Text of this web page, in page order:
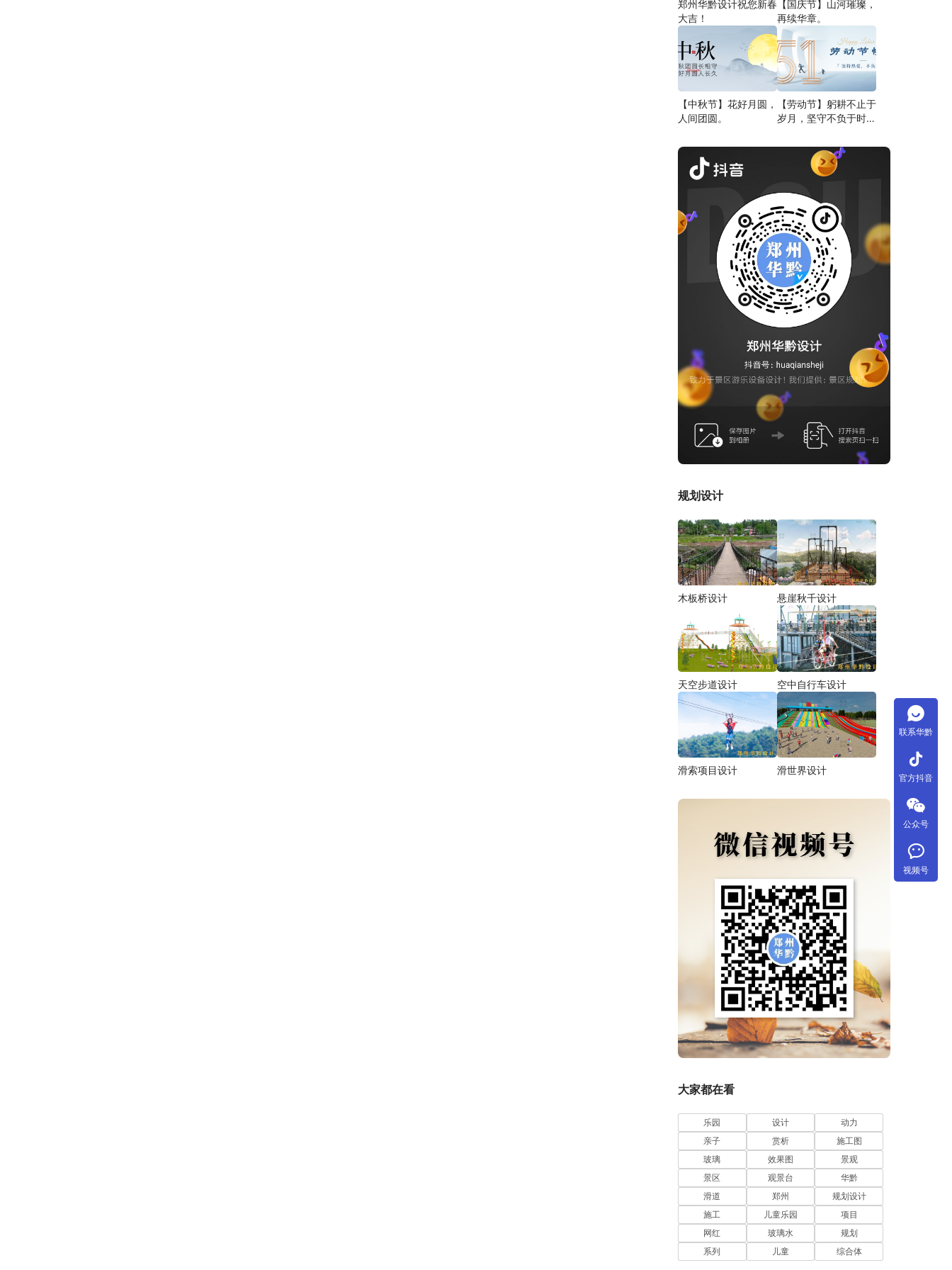
郑州华黔设计祝您新春
大吉！
【国庆节】山河璀璨，
再续华章。
【中秋节】花好月圆，
人间团圆。
【劳动节】躬耕不止于
岁月，坚守不负于时
规划设计
木板桥设计 悬崖秋千设计
天空步道设计 空中自行车设计
滑索项目设计 滑世界设计
大家都在看
乐园 设计
动力
亲子
赏析
施工图
玻璃
效果图
景观
景区
观景台
华黔
滑道
郑州
规划设计
施工
儿童乐园
项目
网红
玻璃水
规划
系列
儿童 综合体
联系华黔
tiktok
官方抖音
公众号
视频号